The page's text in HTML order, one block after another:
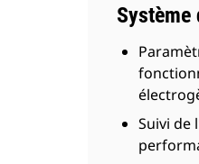
Système
Suivi de